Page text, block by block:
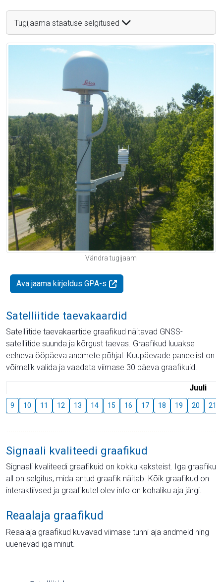
Tugijaama staatuse selgitused
Vändra tugijaam
Ava jaama kirjeldus GPA-s
Satelliitide taevakaardid
Satelliitide taevakaartide graafikud näitavad GNSS-
satelliitide suunda ja kõrgust taevas. Graafikud luuakse
eelneva ööpäeva andmete põhjal. Kuupäevade paneelist on
võimalik valida ja vaadata viimase 30 päeva graafikuid.
Juuli
9 10 11 12 13 14 15 16 17 18 19 20 21
Signaali kvaliteedi graafikud
Signaali kvaliteedi graafikuid on kokku kaksteist. Iga graafiku
all on selgitus, mida antud graafik näitab. Kõik graafikud on
interaktiivsed ja graafikutel olev info on kohaliku aja järgi.
Reaalaja graafikud
Reaalaja graafikud kuvavad viimase tunni aja andmeid ning
uuenevad iga minut.